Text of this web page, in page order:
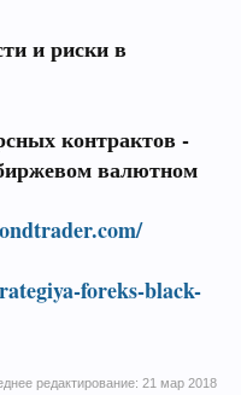
и риски в
контрактов -
валютном
foreks-black-
редактирование: 21 мар 2018